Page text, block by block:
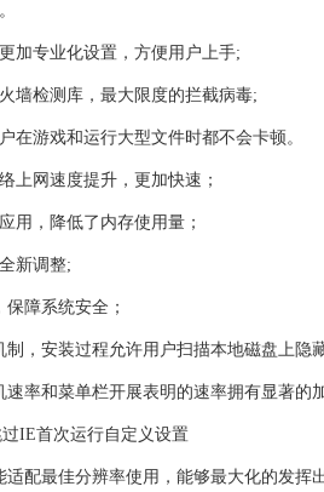
加专业化设置，方便用户上手;
墙检测库，最大限度的拦截病毒;
在游戏和运行大型文件时都不会卡顿。
上网速度提升，更加快速；
用，降低了内存使用量；
新调整;
障系统安全；
制，安装过程允许用户扫描本地磁盘上隐
速率和菜单栏开展表明的速率拥有显著的
过IE首次运行自定义设置
适配最佳分辨率使用，能够最大化的发挥